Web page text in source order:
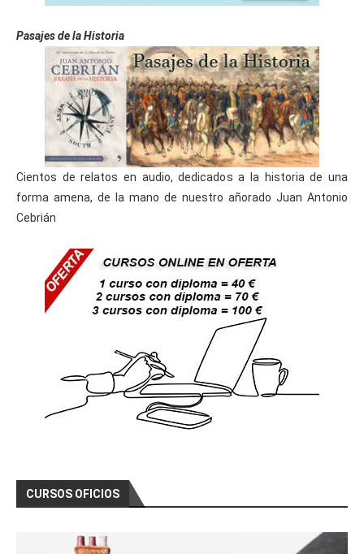
Pasajes de la Historia
Cientos de relatos en audio, dedicados a la historia de una
forma amena, de la mano de nuestro añorado Juan Antonio
Cebrián
CURSOS OFICIOS